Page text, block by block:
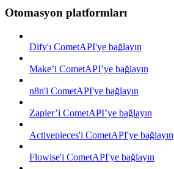
Otomasyon platformları
Dify'ı CometAPI'ye bağlayın
Make’i CometAPI’ye bağlayın
n8n'i CometAPI'ye bağlayın
Zapier’i CometAPI’ye bağlayın
Activepieces'i CometAPI'ye bağlayın
Flowise'i CometAPI'ye bağlayın